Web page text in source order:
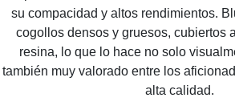
su compacidad y altos rendimientos.
cogollos densos y gruesos, cubiertos
resina, lo que lo hace no solo
también muy valorado entre los
alta calidad.